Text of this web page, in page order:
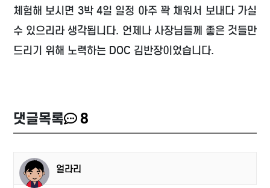
체험해 보시면 3박 4일 일정 아주 꽉 채워서 보내다 가실
수 있으리라 생각됩니다. 언제나 사장님들께 좋은 것들만
드리기 위해 노력하는 DOC 김반장이었습니다.
댓글목록 8
얼라리